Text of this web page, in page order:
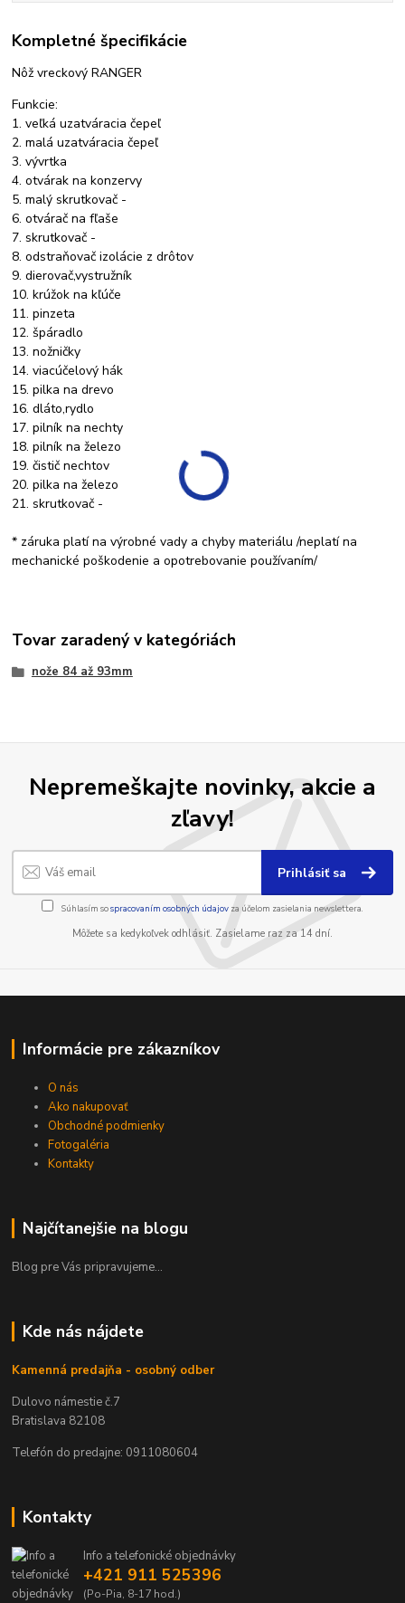
Kompletné špecifikácie
Nôž vreckový RANGER
Funkcie:
1. veľká uzatváracia čepeľ
2. malá uzatváracia čepeľ
3. vývrtka
4. otvárak na konzervy
5. malý skrutkovač -
6. otvárač na fľaše
7. skrutkovač -
8. odstraňovač izolácie z drôtov
9. dierovač,vystružník
10. krúžok na kľúče
11. pinzeta
12. špáradlo
13. nožničky
14. viacúčelový hák
15. pilka na drevo
16. dláto,rydlo
17. pilník na nechty
18. pilník na železo
19. čistič nechtov
20. pilka na železo
21. skrutkovač -
* záruka platí na výrobné vady a chyby materiálu /neplatí na
mechanické poškodenie a opotrebovanie používaním/
Tovar zaradený v kategóriách
nože 84 až 93mm
Nepremeškajte novinky, akcie a
zľavy!
Prihlásiť sa
Súhlasím sospracovaním osobných údajov za účelom zasielania newslettera.
Môžete sa kedykoľvek odhlásiť. Zasielame raz za 14 dní.
Informácie pre zákazníkov
O nás
Ako nakupovať
Obchodné podmienky
Fotogaléria
Kontakty
Najčítanejšie na blogu
Blog pre Vás pripravujeme...
Kde nás nájdete
Kamenná predajňa - osobný odber
Dulovo námestie č.7
Bratislava 82108
Telefón do predajne: 0911080604
Kontakty
Info a telefonické objednávky
+421 911 525396
(Po-Pia, 8-17 hod.)